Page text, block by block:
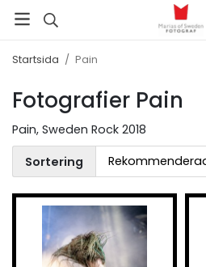
Startsida / Pain
Fotografier Pain
Pain, Sweden Rock 2018
Sortering